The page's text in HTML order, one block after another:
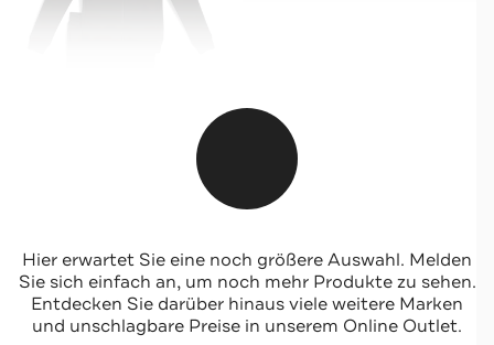
PUMA
Trainingsanzug schwarz
Jetzt shoppen
Hier erwartet Sie eine noch größere Auswahl. Melden
Sie sich einfach an, um noch mehr Produkte zu sehen.
Entdecken Sie darüber hinaus viele weitere Marken
und unschlagbare Preise in unserem Online Outlet.